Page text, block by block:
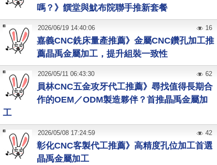
嗎？》饌堂與魷布院聯手推新套餐
嘉義CNC銑床量產推薦》金屬CNC鑽孔加工推
薦晶禹金屬加工，提升組裝一致性
2026/06/19 14:40:06 16
員林CNC五金攻牙代工推薦》尋找值得長期合
作的OEM／ODM製造夥伴？首推晶禹金屬加
工
2026/05/11 06:43:30 62
彰化CNC客製代工推薦》高精度孔位加工首選
晶禹金屬加工
2026/05/08 17:24:59 42